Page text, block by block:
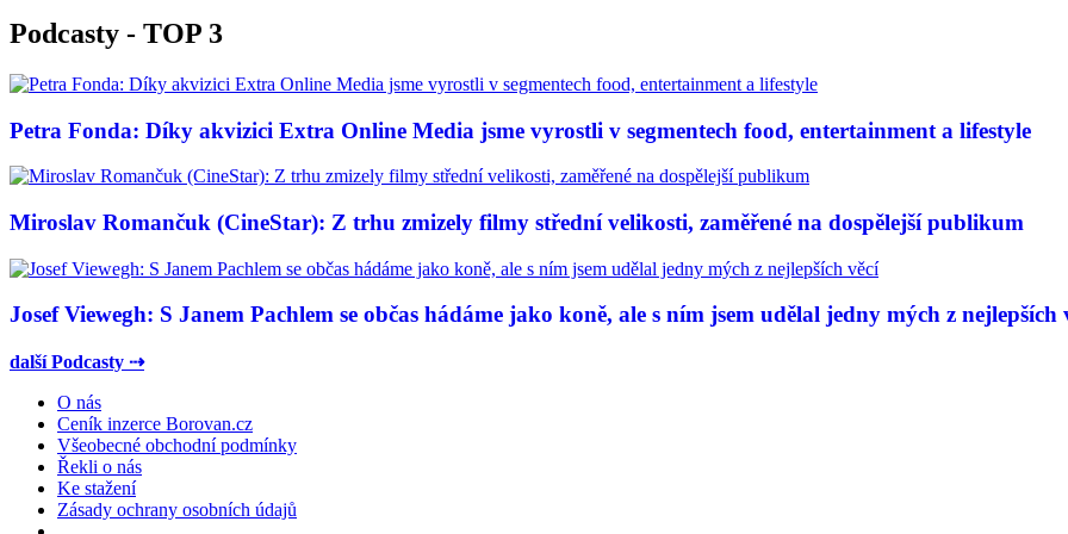
Podcasty - TOP 3
Petra Fonda: Díky akvizici Extra Online Media jsme vyrostli v segmentech food, entertainment a lifestyle
Miroslav Romančuk (CineStar): Z trhu zmizely filmy střední velikosti, zaměřené na dospělejší publikum
Josef Viewegh: S Janem Pachlem se občas hádáme jako koně, ale s ním jsem udělal jedny mých z nejlepších
další Podcasty ⇢
O nás
Ceník inzerce Borovan.cz
Všeobecné obchodní podmínky
Řekli o nás
Ke stažení
Zásady ochrany osobních údajů